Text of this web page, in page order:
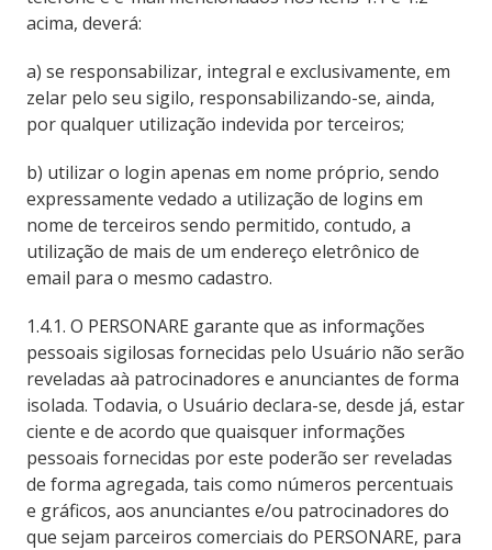
acima, deverá:
a) se responsabilizar, integral e exclusivamente, em
zelar pelo seu sigilo, responsabilizando-se, ainda,
por qualquer utilização indevida por terceiros;
b) utilizar o login apenas em nome próprio, sendo
expressamente vedado a utilização de logins em
nome de terceiros sendo permitido, contudo, a
utilização de mais de um endereço eletrônico de
email para o mesmo cadastro.
1.4.1. O PERSONARE garante que as informações
pessoais sigilosas fornecidas pelo Usuário não serão
reveladas aà patrocinadores e anunciantes de forma
isolada. Todavia, o Usuário declara-se, desde já, estar
ciente e de acordo que quaisquer informações
pessoais fornecidas por este poderão ser reveladas
de forma agregada, tais como números percentuais
e gráficos, aos anunciantes e/ou patrocinadores do
que sejam parceiros comerciais do PERSONARE, para